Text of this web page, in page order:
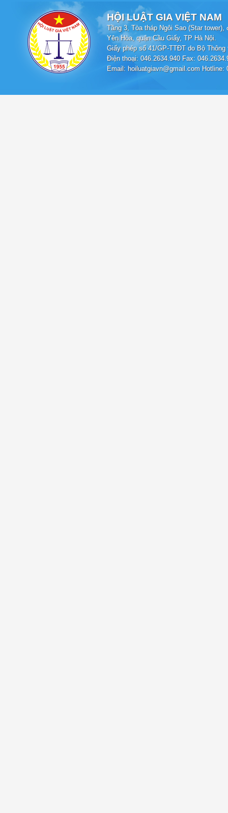
HỘI LUẬT GIA VIỆT NAM
Tầng 3, Tòa tháp Ngôi Sao (Star
Yên Hòa, quận Cầu Giấy, TP Hà Nội.
Giấy phép số 41/GP-TTĐT do Bộ
Điện thoại: 046.2634.940 Fax:
Email: hoiluatgiavn@gmail.com Hotline: